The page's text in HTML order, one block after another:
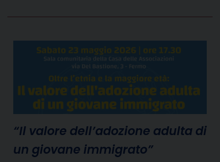
“Il valore dell’adozione adulta di
un giovane immigrato”